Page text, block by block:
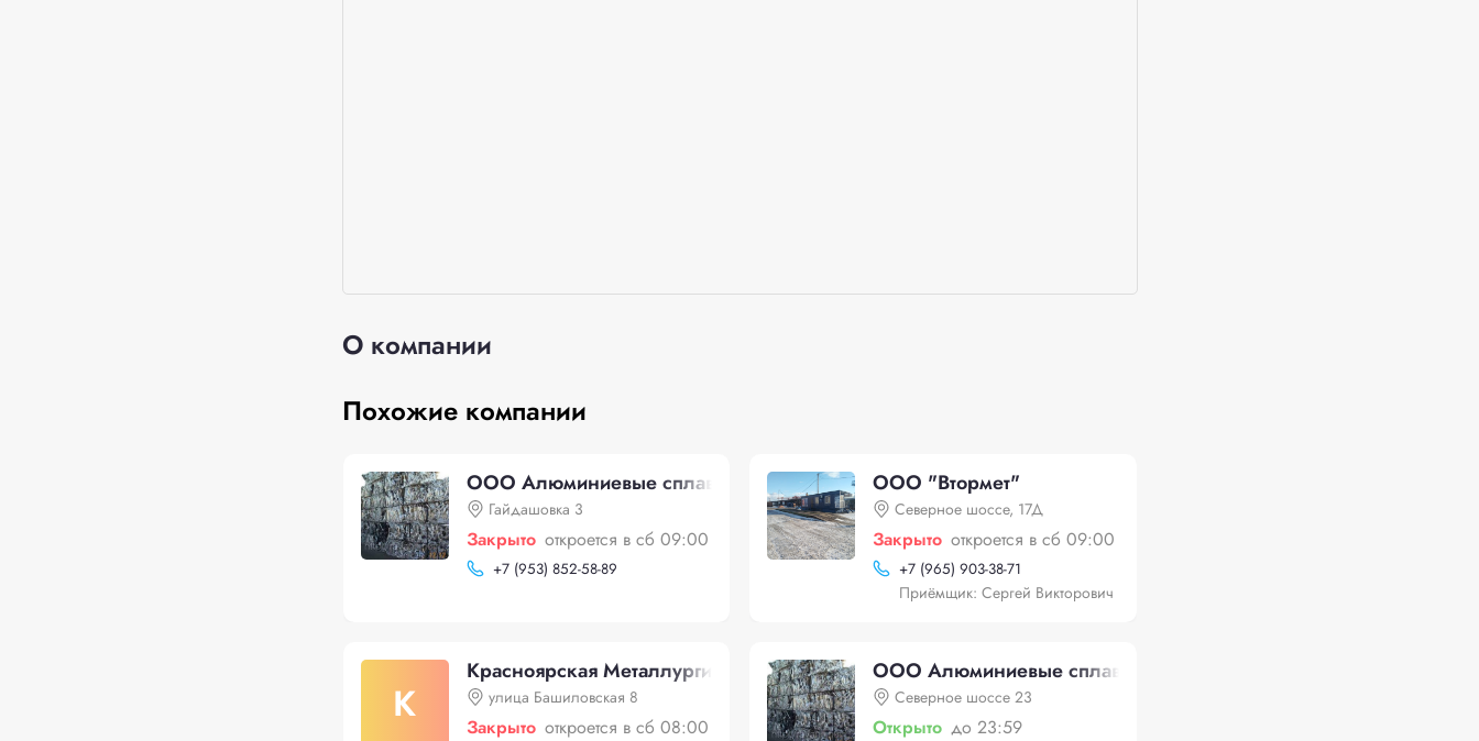
О компании
Похожие компании
ООО Алюминиевые сплавы Красноярска
Гайдашовка 3
Закрыто откроется в сб 09:00
+7 (953) 852-58-89
ООО "Втормет"
Северное шоссе, 17Д
Закрыто откроется в сб 09:00
+7 (965) 903-38-71
Приёмщик: Сергей Викторович
К
Красноярская Металлургическая Компания (КМК)
улица Башиловская 8
Закрыто откроется в сб 08:00
ООО Алюминиевые сплавы Красноярска
Северное шоссе 23
Открыто до 23:59